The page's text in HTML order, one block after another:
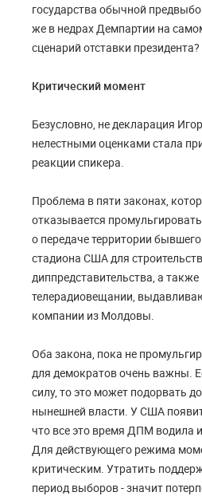
государства обычной
же в недрах Демпартии на
сценарий отставки президента?
Критический момент
Безусловно, не декларация
нелестными оценками стала
реакции спикера.
Проблема в пяти законах,
отказывается
о передаче территории
стадиона США для
диппредставительства, а
телерадиовещании,
компании из Молдовы.
Оба закона, пока не
для демократов очень важны.
силу, то это может подорвать
нынешней власти. У США
что все это время ДПМ водила
Для действующего режима
критическим. Утратить
период выборов - значит